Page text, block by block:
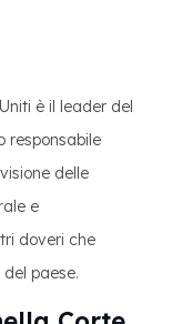
è il leader del
responsabile
delle
e
doveri che
paese.